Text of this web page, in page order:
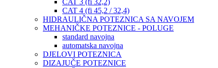
CAT 3 (fi 32,2)
CAT 4 (fi 45,2 / 32,4)
HIDRAULIČNA POTEZNICA SA NAVOJEM
MEHANIČKE POTEZNICE - POLUGE
standard navojna
automatska navojna
DJELOVI POTEZNICA
DIZAJUČE POTEZNICE